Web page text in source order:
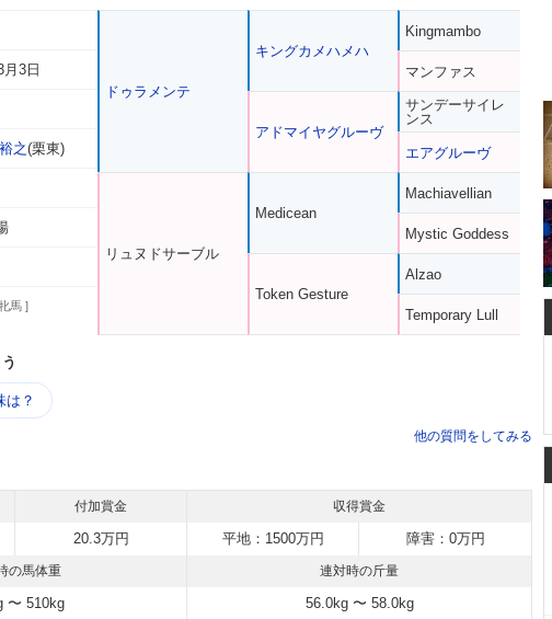
3日
之(栗東)
馬 ]
ドゥラメンテ
リュヌドサーブル
キングカメハメハ
アドマイヤグルーヴ
Medicean
Token Gesture
Kingmambo
マンファス
サンデーサイレ
ンス
エアグルーヴ
Machiavellian
Mystic Goddess
Alzao
Temporary Lull
は？
他の質問をしてみる
付加賞金 収得賞金
20.3万円 平地：1500万円 障害：0万円
の馬体重 連対時の斤量
〜 510kg 56.0kg 〜 58.0kg